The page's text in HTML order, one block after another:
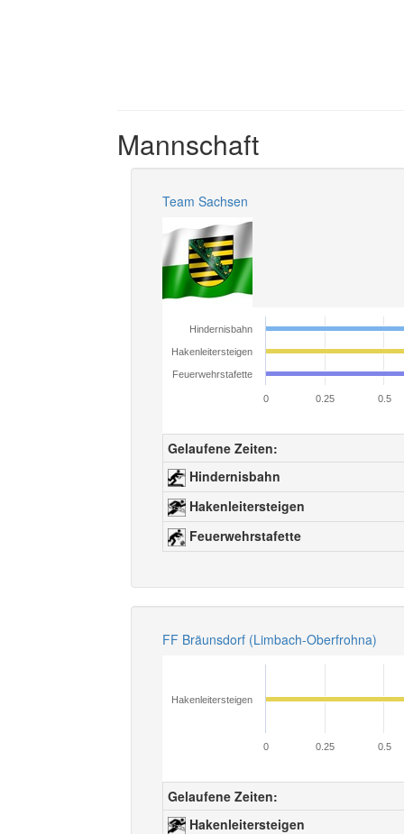
Mannschaft
Team Sachsen
Hindernisbahn
Hakenleitersteigen
Feuerwehrstafette
0 0.25 0.5
Gelaufene Zeiten:
Hindernisbahn
Hakenleitersteigen
Feuerwehrstafette
FF Bräunsdorf (Limbach-Oberfrohna)
Hakenleitersteigen
0 0.25 0.5
Gelaufene Zeiten:
Hakenleitersteigen